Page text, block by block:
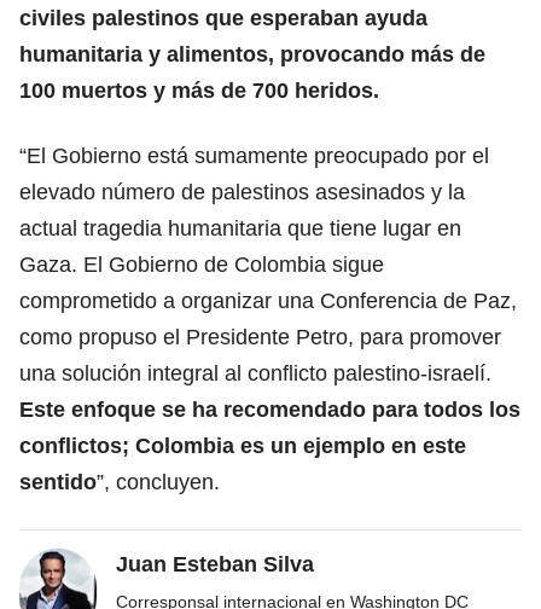
civiles palestinos que esperaban ayuda
humanitaria y alimentos, provocando más de
100 muertos y más de 700 heridos.
“El Gobierno está sumamente preocupado por el
elevado número de palestinos asesinados y la
actual tragedia humanitaria que tiene lugar en
Gaza. El Gobierno de Colombia sigue
comprometido a organizar una Conferencia de Paz,
como propuso el Presidente Petro, para promover
una solución integral al conflicto palestino-israelí.
Este enfoque se ha recomendado para todos los
conflictos; Colombia es un ejemplo en este
sentido”, concluyen.
Juan Esteban Silva
Corresponsal internacional en Washington DC